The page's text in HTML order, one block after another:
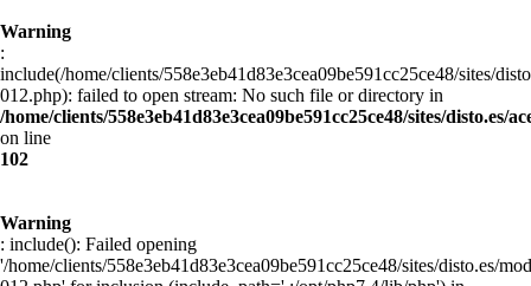
Warning
:
include(/home/clients/558e3eb41d83e3cea09be591cc25ce48/sites/
012.php): failed to open stream: No such file or directory in
/home/clients/558e3eb41d83e3cea09be591cc25ce48/sites/disto.es/
on line
102
Warning
: include(): Failed opening
'/home/clients/558e3eb41d83e3cea09be591cc25ce48/sites/disto.es/